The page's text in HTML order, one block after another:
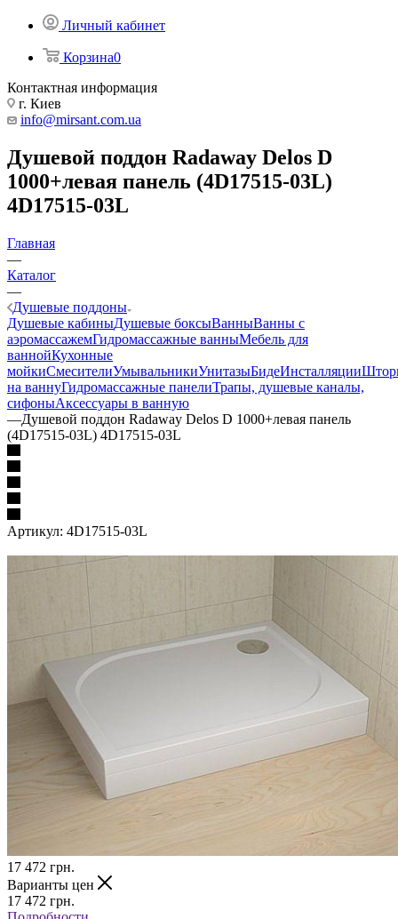
Личный кабинет
Корзина0
Контактная информация
г. Киев
info@mirsant.com.ua
Душевой поддон Radaway Delos D
1000+левая панель (4D17515-03L)
4D17515-03L
Главная
—
Каталог
—
Душевые поддоны
Душевые кабиныДушевые боксыВанныВанны с
аэромассажемГидромассажные ванныМебель для
ваннойКухонные
мойкиСмесителиУмывальникиУнитазыБидеИнсталляции
на ваннуГидромассажные панелиТрапы, душевые каналы,
сифоныАксессуары в ванную
—Душевой поддон Radaway Delos D 1000+левая панель
(4D17515-03L) 4D17515-03L
Артикул: 4D17515-03L
17 472 грн.
Варианты цен
17 472 грн.